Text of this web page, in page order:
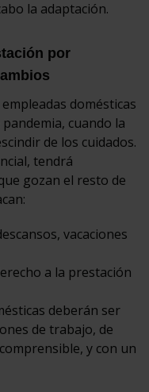
la adaptación.
por
domésticas
cuando la
de los cuidados.
tendrá
gozan el resto de
vacaciones
a la prestación
deberán ser
de trabajo, de
y con un